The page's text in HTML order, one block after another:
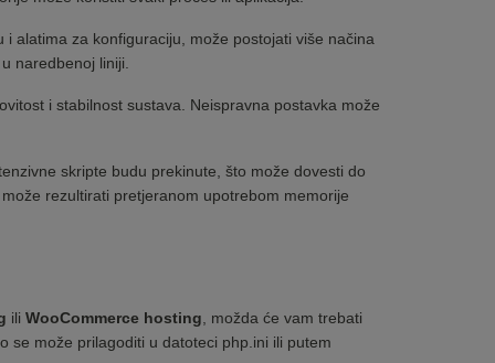
alatima za konfiguraciju, može postojati više načina
naredbenoj liniji.
i stabilnost sustava. Neispravna postavka može
skripte budu prekinute, što može dovesti do
rezultirati pretjeranom upotrebom memorije
ili WooCommerce hosting, možda će vam trebati
se može prilagoditi u datoteci php.ini ili putem